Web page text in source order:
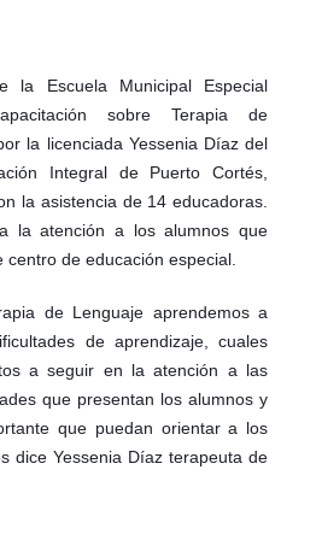
la Escuela Municipal Especial
sobre Terapia de
la licenciada Yessenia Díaz del
Integral de Puerto Cortés,
la asistencia de 14 educadoras.
la atención a los alumnos que
de educación especial.
de Lenguaje aprendemos a
de aprendizaje, cuales
a seguir en la atención a las
que presentan los alumnos y
que puedan orientar a los
dice Yessenia Díaz terapeuta de